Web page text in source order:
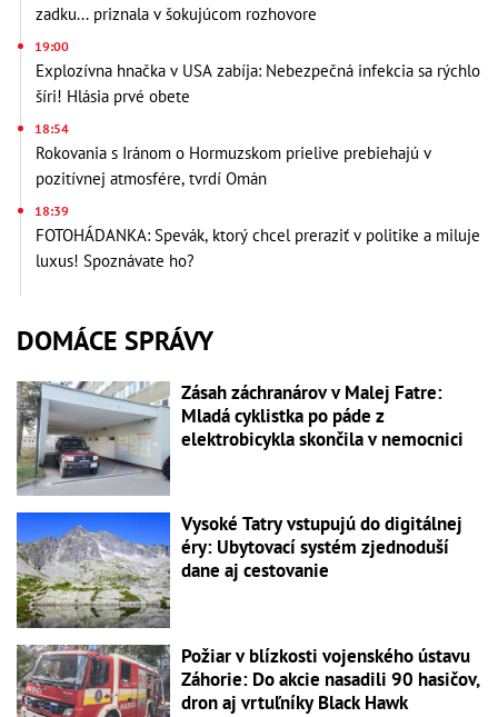
zadku... priznala v šokujúcom rozhovore
19:00
Explozívna hnačka v USA zabíja: Nebezpečná infekcia sa rýchlo
šíri! Hlásia prvé obete
18:54
Rokovania s Iránom o Hormuzskom prielive prebiehajú v
pozitívnej atmosfére, tvrdí Omán
18:39
FOTOHÁDANKA: Spevák, ktorý chcel preraziť v politike a miluje
luxus! Spoznávate ho?
DOMÁCE SPRÁVY
Zásah záchranárov v Malej Fatre:
Mladá cyklistka po páde z
elektrobicykla skončila v nemocnici
Vysoké Tatry vstupujú do digitálnej
éry: Ubytovací systém zjednoduší
dane aj cestovanie
Požiar v blízkosti vojenského ústavu
Záhorie: Do akcie nasadili 90 hasičov,
dron aj vrtuľníky Black Hawk